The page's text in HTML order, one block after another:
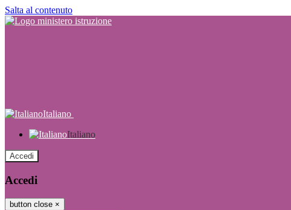
Salta al contenuto
Italiano
Italiano
Accedi
Accedi
button close ×